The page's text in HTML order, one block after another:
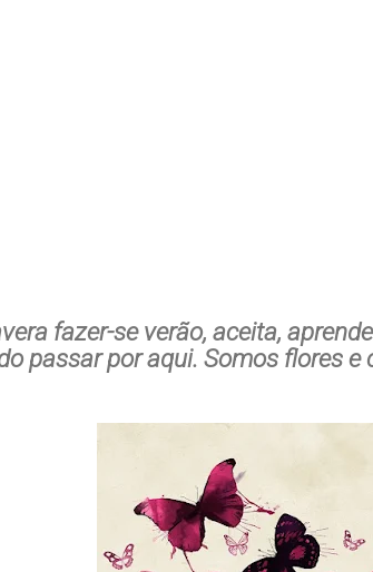
fazer-se verão, aceita,
passar por aqui. Somos flores